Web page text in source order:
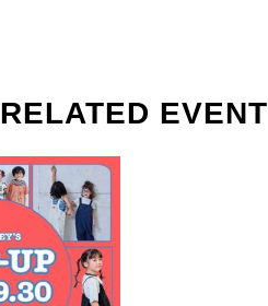
RELATED EVENT